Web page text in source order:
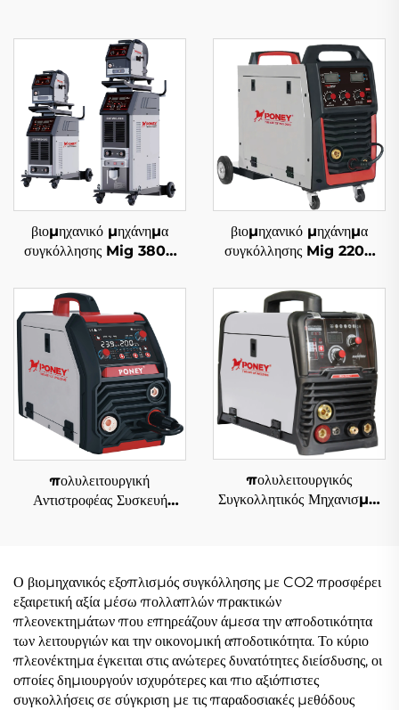
βιομηχανικό μηχάνημα
συγκόλλησης Mig 380V
με προστασία αερίου CO2,
μηχάνημα συγκόλλησης
Mig/Mag με gouging
βιομηχανικό μηχάνημα
συγκόλλησης Mig 220V
με προστασία αερίου CO2,
μηχάνημα συγκόλλησης
Mig/Mag
πολυλειτουργική
Αντιστροφέας Συσκευή
Λειτουργίας MIG
πολυλειτουργικός
Συγκολλητικός Μηχανισμός
Συγκεραστική Λειτουργία
Παλμών
Ο βιομηχανικός εξοπλισμός συγκόλλησης με CO2 προσφέρει
εξαιρετική αξία μέσω πολλαπλών πρακτικών
πλεονεκτημάτων που επηρεάζουν άμεσα την αποδοτικότητα
των λειτουργιών και την οικονομική αποδοτικότητα. Το κύριο
πλεονέκτημα έγκειται στις ανώτερες δυνατότητες διείσδυσης, οι
οποίες δημιουργούν ισχυρότερες και πιο αξιόπιστες
συγκολλήσεις σε σύγκριση με τις παραδοσιακές μεθόδους